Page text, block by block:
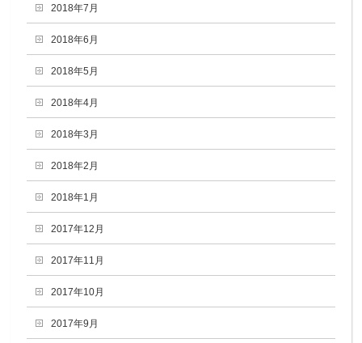
2018年7月
2018年6月
2018年5月
2018年4月
2018年3月
2018年2月
2018年1月
2017年12月
2017年11月
2017年10月
2017年9月